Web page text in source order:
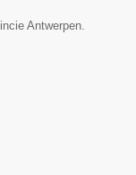
Antwerpen.